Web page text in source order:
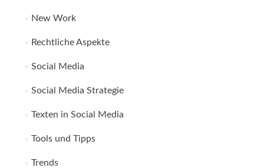
New Work
Rechtliche Aspekte
Social Media
Social Media Strategie
Texten in Social Media
Tools und Tipps
Trends